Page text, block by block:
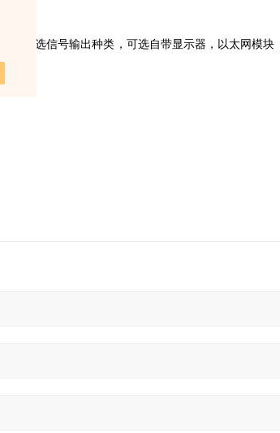
，可选信号输出种类，可选自带显示器，以太网模块